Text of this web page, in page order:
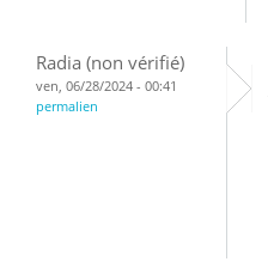
Radia (non vérifié)
ven, 06/28/2024 - 00:41
permalien